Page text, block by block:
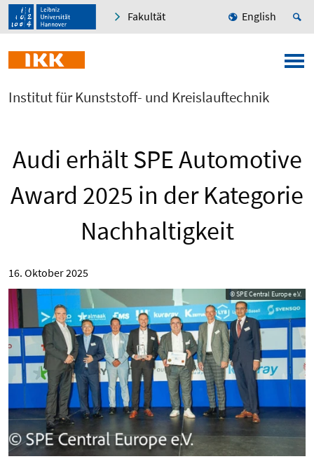
Fakultät English
Institut für Kunststoff- und Kreislauftechnik
Audi erhält SPE Automotive
Award 2025 in der Kategorie
Nachhaltigkeit
16. Oktober 2025
© SPE Central Europe e.V.